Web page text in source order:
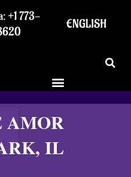
+1 773-
ENGLISH
AMOR
IL